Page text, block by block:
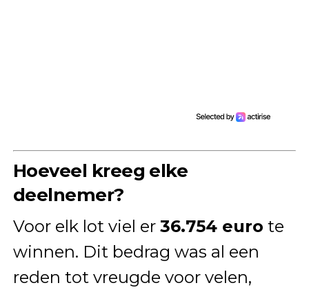
Hoeveel kreeg elke
deelnemer?
Voor elk lot viel er 36.754 euro te
winnen. Dit bedrag was al een
reden tot vreugde voor velen,